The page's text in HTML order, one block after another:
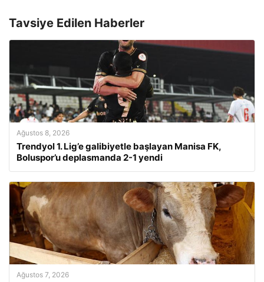
Tavsiye Edilen Haberler
Ağustos 8, 2026
Trendyol 1. Lig’e galibiyetle başlayan Manisa FK,
Boluspor’u deplasmanda 2-1 yendi
Ağustos 7, 2026